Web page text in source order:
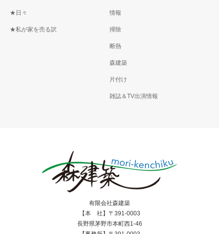
★日々
★私が家を売る訳
情報
掃除
断熱
森建築
片付け
雑誌＆TV出演情報
有限会社森建築
【本 社】〒391-0003
長野県茅野市本町西1-46